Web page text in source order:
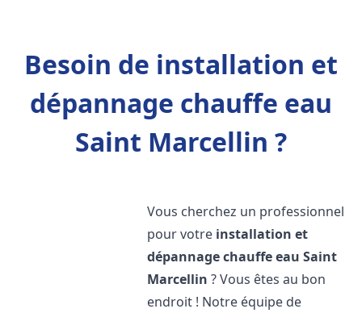
Besoin de installation et
dépannage chauffe eau
Saint Marcellin ?
Vous cherchez un professionnel
pour votre installation et
dépannage chauffe eau Saint
Marcellin ? Vous êtes au bon
endroit ! Notre équipe de